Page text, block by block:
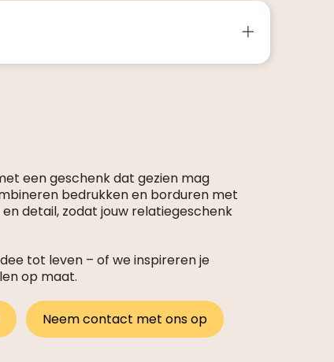
een geschenk dat gezien mag
bedrukken en borduren met
detail, zodat jouw relatiegeschenk
tot leven – of we inspireren je
op maat.
Neem contact met ons op